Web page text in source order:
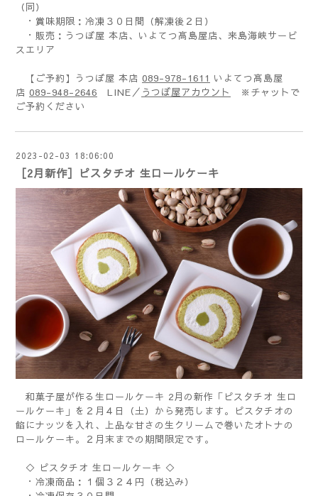
（同）
・賞味期限：冷凍３０日間（解凍後２日）
・販売：うつぼ屋 本店、いよてつ髙島屋店、来島海峡サービ
スエリア
【ご予約】うつぼ屋 本店 089-978-1611 いよてつ髙島屋
店 089-948-2646 LINE／ うつぼ屋アカウント
※チャットで
ご予約ください
2023-02-03 18:06:00
［2月新作］ピスタチオ 生ロールケーキ
和菓子屋が作る生ロールケーキ 2月の新作「ピスタチオ 生ロ
ールケーキ」を２月４日（土）から発売します。ピスタチオの
餡にナッツを入れ、上品な甘さの生クリームで巻いたオトナの
ロールケーキ。２月末までの期間限定です。
◇ ピスタチオ 生ロールケーキ ◇
・冷凍商品：１個３２４円（税込み）